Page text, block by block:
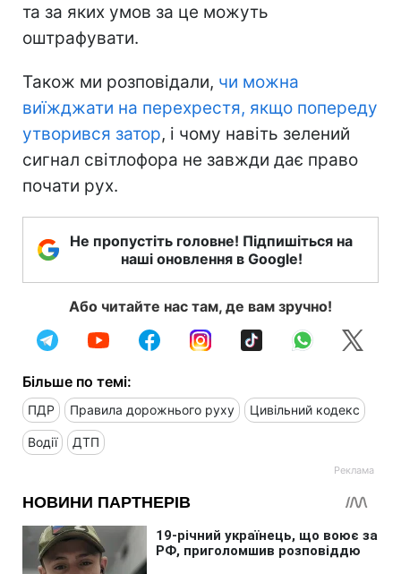
та за яких умов за це можуть
оштрафувати.
Також ми розповідали, чи можна
виїжджати на перехрестя, якщо попереду
утворився затор, і чому навіть зелений
сигнал світлофора не завжди дає право
почати рух.
Не пропустіть головне! Підпишіться на
наші оновлення в Google!
Або читайте нас там, де вам зручно!
Більше по темі:
ПДР Правила дорожнього руху Цивільний кодекс
Водії ДТП